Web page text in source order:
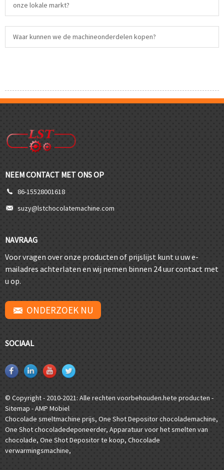
onze lokale markt?
Waar kunnen we de machineonderdelen kopen?
NEEM CONTACT MET ONS OP
86-15528001618
suzy@lstchocolatemachine.com
NAVRAAG
Voor vragen over onze producten of prijslijst kunt u uw e-
mailadres achterlaten en wij nemen binnen 24 uur contact met
u op.
ONDERZOEK NU
SOCIAAL
© Copyright - 2010-2021: Alle rechten voorbehouden.hete producten -
Sitemap -AMP Mobiel
Chocolade smeltmachine prijs, One Shot Depositor chocolademachine,
One Shot chocoladedeponeerder, Apparatuur voor het smelten van
chocolade, One Shot Depositor te koop, Chocolade
verwarmingsmachine,